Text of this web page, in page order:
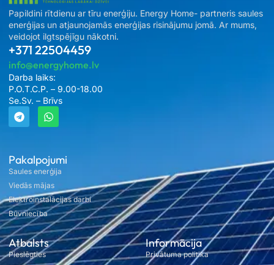
Pakalpojumi
Saules enerģija
Viedās mājas
Elektroinstalācijas darbi
Būvniecība
Atbalsts
Pieslēgties
Informācija
Privātuma politika
Papildini rītdienu ar tīru enerģiju. Energy Home- partneris saules
enerģijas un atjaunojamās enerģijas risinājumu jomā. Ar mums,
veidojot ilgtspējīgu nākotni.
+371 22504459
info@energyhome.lv
Darba laiks:
P.O.T.C.P. – 9.00-18.00
Se.Sv. – Brīvs